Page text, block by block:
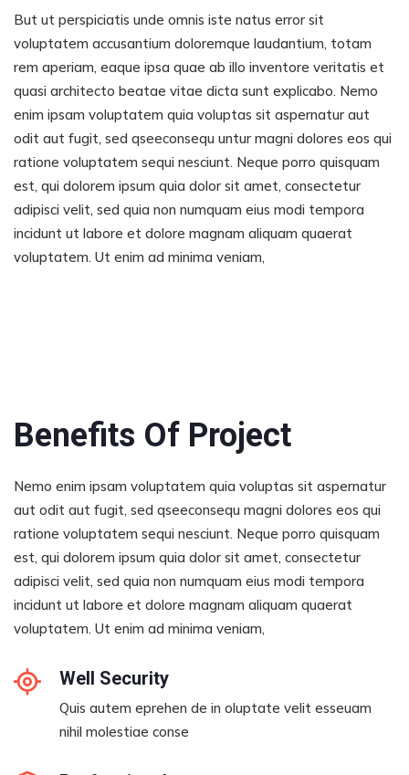
But ut perspiciatis unde omnis iste natus error sit
voluptatem accusantium doloremque laudantium, totam
rem aperiam, eaque ipsa quae ab illo inventore veritatis et
quasi architecto beatae vitae dicta sunt explicabo. Nemo
enim ipsam voluptatem quia voluptas sit aspernatur aut
odit aut fugit, sed qseeconsequ untur magni dolores eos qui
ratione voluptatem sequi nesciunt. Neque porro quisquam
est, qui dolorem ipsum quia dolor sit amet, consectetur
adipisci velit, sed quia non numquam eius modi tempora
incidunt ut labore et dolore magnam aliquam quaerat
voluptatem. Ut enim ad minima veniam,
Benefits Of Project
Nemo enim ipsam voluptatem quia voluptas sit aspernatur
aut odit aut fugit, sed qseeconsequ magni dolores eos qui
ratione voluptatem sequi nesciunt. Neque porro quisquam
est, qui dolorem ipsum quia dolor sit amet, consectetur
adipisci velit, sed quia non numquam eius modi tempora
incidunt ut labore et dolore magnam aliquam quaerat
voluptatem. Ut enim ad minima veniam,
Well Security
Quis autem eprehen de in oluptate velit esseuam
nihil molestiae conse